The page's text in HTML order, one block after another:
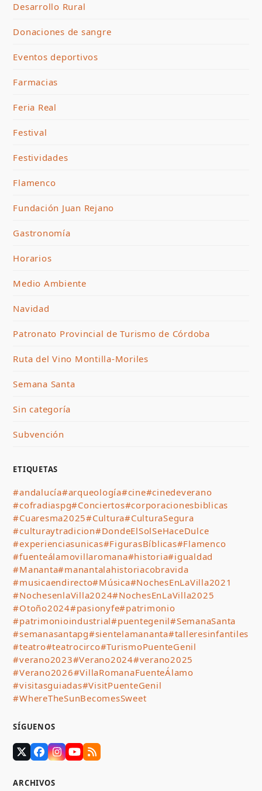
Desarrollo Rural
Donaciones de sangre
Eventos deportivos
Farmacias
Feria Real
Festival
Festividades
Flamenco
Fundación Juan Rejano
Gastronomía
Horarios
Medio Ambiente
Navidad
Patronato Provincial de Turismo de Córdoba
Ruta del Vino Montilla-Moriles
Semana Santa
Sin categoría
Subvención
ETIQUETAS
#andalucía#arqueología#cine#cinedeverano
#cofradiaspg#Conciertos#corporacionesbiblicas
#Cuaresma2025#Cultura#CulturaSegura
#culturaytradicion#DondeElSolSeHaceDulce
#experienciasunicas#FigurasBíblicas#Flamenco
#fuenteálamovillaromana#historia#igualdad
#Mananta#manantalahistoriacobravida
#musicaendirecto#Música#NochesEnLaVilla2021
#NochesenlaVilla2024#NochesEnLaVilla2025
#Otoño2024#pasionyfe#patrimonio
#patrimonioindustrial#puentegenil#SemanaSanta
#semanasantapg#sientelamananta#talleresinfantiles
#teatro#teatrocirco#TurismoPuenteGenil
#verano2023#Verano2024#verano2025
#Verano2026#VillaRomanaFuenteÁlamo
#visitasguiadas#VisitPuenteGenil
#WhereTheSunBecomesSweet
SÍGUENOS
TwitterFacebook
Instagram
YouTube
RSS
ARCHIVOS